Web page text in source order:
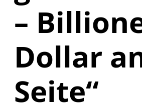
–
Dollar
Seite“